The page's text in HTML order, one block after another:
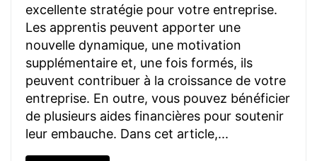
excellente stratégie pour votre entreprise.
Les apprentis peuvent apporter une
nouvelle dynamique, une motivation
supplémentaire et, une fois formés, ils
peuvent contribuer à la croissance de votre
entreprise. En outre, vous pouvez bénéficier
de plusieurs aides financières pour soutenir
leur embauche. Dans cet article,...